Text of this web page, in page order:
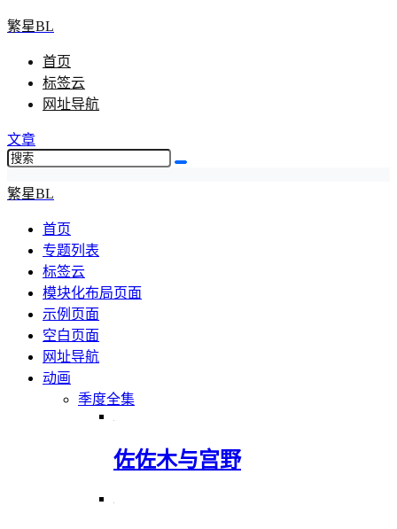
繁星BL
首页
标签云
网址导航
文章
繁星BL
首页
专题列表
标签云
模块化布局页面
示例页面
空白页面
网址导航
动画
季度全集
佐佐木与宫野